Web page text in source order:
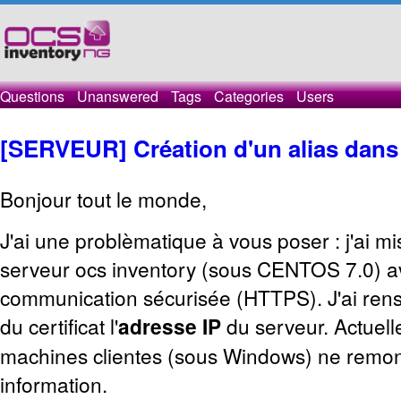
Questions Unanswered Tags Categories Users
[SERVEUR] Création d'un alias
Bonjour tout le monde,
J'ai une problèmatique à vous poser : j'ai
serveur ocs inventory (sous CENTOS 7.0)
communication sécurisée (HTTPS). J'ai
du certificat l'adresse IPdu serveur.
machines clientes (sous Windows) ne
information.